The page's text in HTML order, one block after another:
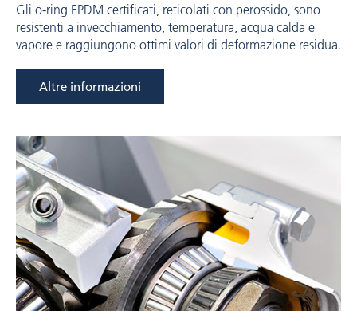
Gli o-ring EPDM certificati, reticolati con perossido, sono
resistenti a invecchiamento, temperatura, acqua calda e
vapore e raggiungono ottimi valori di deformazione residua.
Altre informazioni